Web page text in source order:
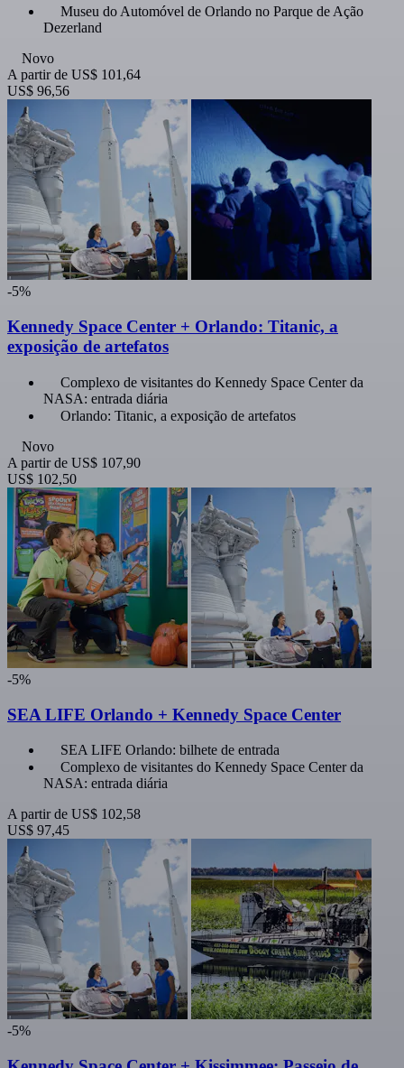
Museu do Automóvel de Orlando no Parque de Ação
Dezerland
Novo
A partir de US$ 101,64
US$ 96,56
-5%
Kennedy Space Center + Orlando: Titanic, a
exposição de artefatos
Complexo de visitantes do Kennedy Space Center da
NASA: entrada diária
Orlando: Titanic, a exposição de artefatos
Novo
A partir de US$ 107,90
US$ 102,50
-5%
SEA LIFE Orlando + Kennedy Space Center
SEA LIFE Orlando: bilhete de entrada
Complexo de visitantes do Kennedy Space Center da
NASA: entrada diária
A partir de US$ 102,58
US$ 97,45
-5%